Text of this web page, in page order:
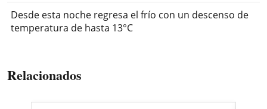
Desde esta noche regresa el frío con un descenso de
temperatura de hasta 13°C
Relacionados